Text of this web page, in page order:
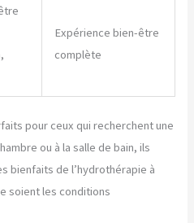
Expérience bien-être
complète
pour ceux qui recherchent une
ou à la salle de bain, ils
bienfaits de l’hydrothérapie à
soient les conditions